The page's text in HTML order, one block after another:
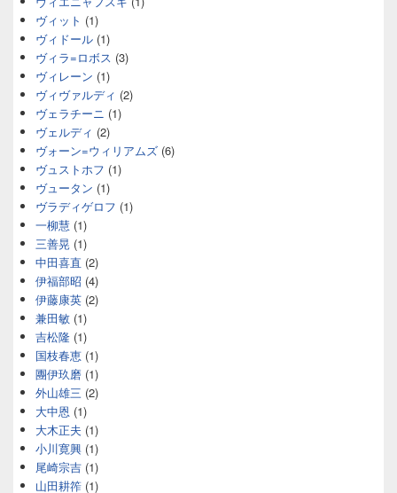
ヴィット (1)
ヴィドール (1)
ヴィラ=ロボス (3)
ヴィレーン (1)
ヴィヴァルディ (2)
ヴェラチーニ (1)
ヴェルディ (2)
ヴォーン=ウィリアムズ (6)
ヴュストホフ (1)
ヴュータン (1)
ヴラディゲロフ (1)
一柳慧 (1)
三善晃 (1)
中田喜直 (2)
伊福部昭 (4)
伊藤康英 (2)
兼田敏 (1)
吉松隆 (1)
国枝春恵 (1)
團伊玖磨 (1)
外山雄三 (2)
大中恩 (1)
大木正夫 (1)
小川寛興 (1)
尾崎宗吉 (1)
山田耕筰 (1)